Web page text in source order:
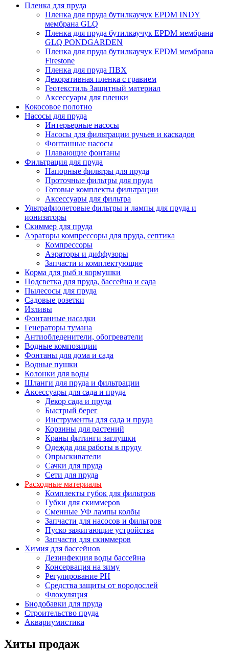
Пленка для пруда
Пленка для пруда бутилкаучук EPDM INDY
мембрана GLQ
Пленка для пруда бутилкаучук EPDM мембрана
GLQ PONDGARDEN
Пленка для пруда бутилкаучук EPDM мембрана
Firestone
Пленка для пруда ПВХ
Декоративная пленка с гравием
Геотекстиль Защитный материал
Аксессуары для пленки
Кокосовое полотно
Насосы для пруда
Интерьерные насосы
Насосы для фильтрации ручьев и каскадов
Фонтанные насосы
Плавающие фонтаны
Фильтрация для пруда
Напорные фильтры для пруда
Проточные фильтры для пруда
Готовые комплекты фильтрации
Аксессуары для фильтра
Ультрафиолетовые фильтры и лампы для пруда и
ионизаторы
Скиммер для пруда
Аэраторы компрессоры для пруда, септика
Компрессоры
Аэраторы и диффузоры
Запчасти и комплектующие
Корма для рыб и кормушки
Подсветка для пруда, бассейна и сада
Пылесосы для пруда
Садовые розетки
Изливы
Фонтанные насадки
Генераторы тумана
Антиобледенители, обогреватели
Водные композиции
Фонтаны для дома и сада
Водные пушки
Колонки для воды
Шланги для пруда и фильтрации
Аксессуары для сада и пруда
Декор сада и пруда
Быстрый берег
Инструменты для сада и пруда
Корзины для растений
Краны фитинги заглушки
Одежда для работы в пруду
Опрыскиватели
Сачки для пруда
Сети для пруда
Расходные материалы
Комплекты губок для фильтров
Губки для скиммеров
Сменные УФ лампы колбы
Запчасти для насосов и фильтров
Пуско зажигающие устройства
Запчасти для скиммеров
Химия для бассейнов
Дезинфекция воды бассейна
Консервация на зиму
Регулирование PH
Средства защиты от вородослей
Флокуляция
Биодобавки для пруда
Строительство пруда
Аквариумистика
Хиты продаж